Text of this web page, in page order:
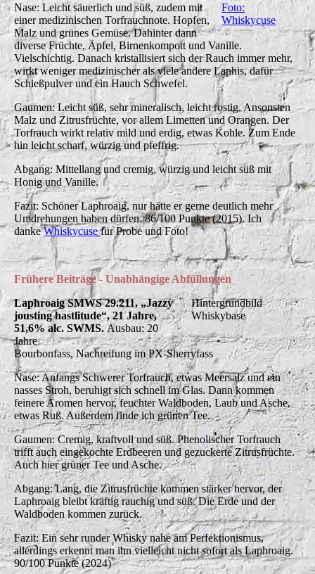
Foto:
Whiskycuse
Nase: Leicht säuerlich und süß, zudem mit
einer medizinischen Torfrauchnote. Hopfen,
Malz und grünes Gemüse. Dahinter dann
diverse Früchte, Äpfel, Birnenkompott und Vanille.
Vielschichtig. Danach kristallisiert sich der Rauch immer mehr,
wirkt weniger medizinischer als viele andere Laphis, dafür
Schießpulver und ein Hauch Schwefel.
Gaumen: Leicht süß, sehr mineralisch, leicht rostig. Ansonsten
Malz und Zitrusfrüchte, vor allem Limetten und Orangen. Der
Torfrauch wirkt relativ mild und erdig, etwas Kohle. Zum Ende
hin leicht scharf, würzig und pfeffrig.
Abgang: Mittellang und cremig, würzig und leicht süß mit
Honig und Vanille.
Fazit: Schöner Laphroaig, nur hätte er gerne deutlich mehr
Umdrehungen haben dürfen. 86/100 Punkte (2015). Ich
dankeWhiskycusefür Probe und Foto!
Frühere Beiträge - Unabhängige Abfüllungen
Hintergrundbild
Whiskybase
Laphroaig SMWS 29.211, „Jazzy
jousting hastlitude“, 21 Jahre,
51,6% alc. SWMS. Ausbau: 20
Jahre
Bourbonfass, Nachreifung im PX-Sherryfass
Nase: Anfangs Schwerer Torfrauch, etwas Meersalz und ein
nasses Stroh, beruhigt sich schnell im Glas. Dann kommen
feinere Aromen hervor, feuchter Waldboden, Laub und Asche,
etwas Ruß. Außerdem finde ich grünen Tee.
Gaumen: Cremig, kraftvoll und süß. Phenolischer Torfrauch
trifft auch eingekochte Erdbeeren und gezuckerte Zitrusfrüchte.
Auch hier grüner Tee und Asche.
Abgang: Lang, die Zitrusfrüchte kommen stärker hervor, der
Laphroaig bleibt kräftig rauchig und süß. Die Erde und der
Waldboden kommen zurück.
Fazit: Ein sehr runder Whisky nahe am Perfektionismus,
allerdings erkennt man ihn vielleicht nicht sofort als Laphroaig.
90/100 Punkte (2024)